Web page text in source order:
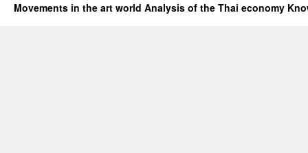
Movements in the art world Analysis of the Thai economy